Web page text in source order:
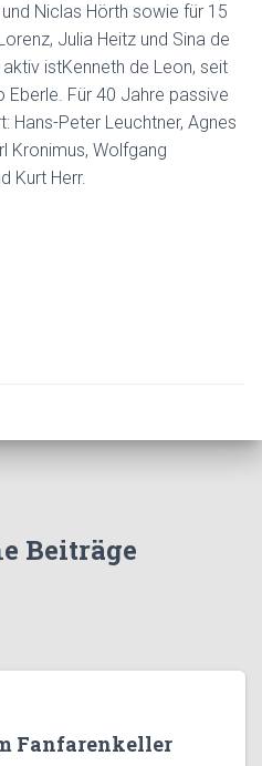
Niclas Hörth sowie für 15
Julia Heitz und Sina de
istKenneth de Leon, seit
Eberle. Für 40 Jahre passive
Hans-Peter Leuchtner, Agnes
Kronimus, Wolfgang
Kurt Herr.
Beiträge
Fanfarenkeller